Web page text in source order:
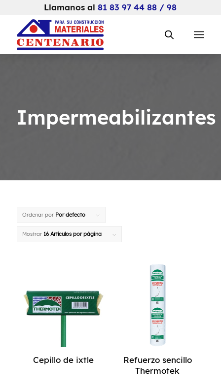
Llamanos al81 83 97 44 88 / 98
Impermeabilizantes
Ordenar por Por defecto
Mostrar 16 Artículos por página
Cepillo de ixtle
Refuerzo sencillo
Thermotek